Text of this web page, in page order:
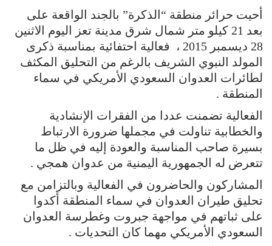
أحيت حرائر منطقة “الذكرة” بالجند الواقعة على
بعد 21 كيلو متر شمال شرق مدينة تعز اليوم الاثنين
28 ديسمبر 2015 ، فعالية احتفائية بمناسبة ذكرى
المولد النبوي الشريف بالرغم من التحليق المكثف
لطائرات العدوان السعودي الأمريكي في سماء
المنطقة .
الفعالية تضمنت عددا من الفقرات الإنشادية
والخطابية تناولت في مجملها ضرورة الارتباط
بسيرة صاحب المناسبة والعودة إليه في ظل ما
تتعرض له الجمهورية اليمنية من عدوان همجي .
المشاركون والحاضرون في الفعالية وبالتزامن مع
تحليق طيران العدوان في سماء المنطقة أكدوا
على ثباتهم في مواجهة جبروت وغطرسة العدوان
السعودي الأمريكي مهما كان التحديات .